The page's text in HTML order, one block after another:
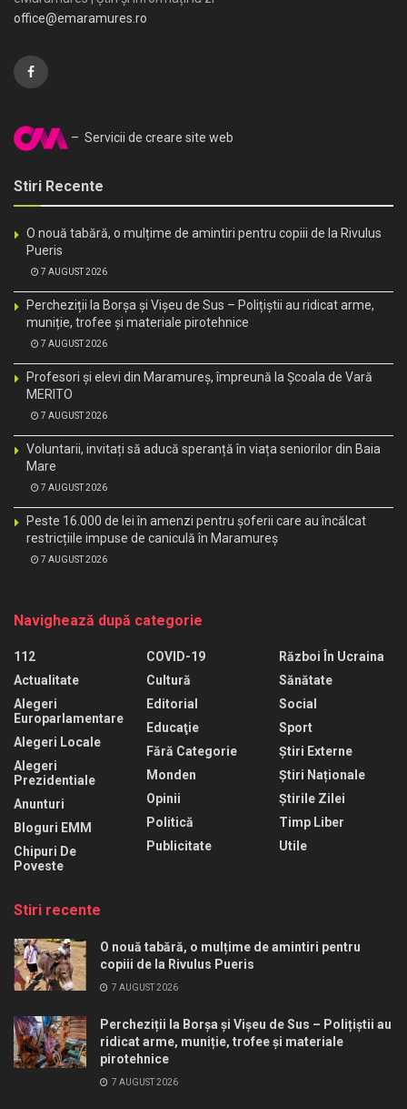
office@emaramures.ro
– Servicii de creare site web
Stiri Recente
O nouă tabără, o mulțime de amintiri pentru copiii de la Rivulus
Pueris
7 AUGUST 2026
Percheziții la Borșa și Vișeu de Sus – Polițiștii au ridicat arme,
muniție, trofee și materiale pirotehnice
7 AUGUST 2026
Profesori și elevi din Maramureș, împreună la Școala de Vară
MERITO
7 AUGUST 2026
Voluntarii, invitați să aducă speranță în viața seniorilor din Baia
Mare
7 AUGUST 2026
Peste 16.000 de lei în amenzi pentru șoferii care au încălcat
restricțiile impuse de caniculă în Maramureș
7 AUGUST 2026
Navighează după categorie
112
Actualitate
Alegeri
Europarlamentare
Alegeri Locale
Alegeri
Prezidentiale
Anunturi
Bloguri EMM
Chipuri De
Poveste
COVID-19
Cultură
Editorial
Educaţie
Fără Categorie
Monden
Opinii
Politică
Publicitate
Război În Ucraina
Sănătate
Social
Sport
Știri Externe
Știri Naționale
Știrile Zilei
Timp Liber
Utile
Stiri recente
O nouă tabără, o mulțime de amintiri pentru
copiii de la Rivulus Pueris
7 AUGUST 2026
Percheziții la Borșa și Vișeu de Sus – Polițiștii au
ridicat arme, muniție, trofee și materiale
pirotehnice
7 AUGUST 2026